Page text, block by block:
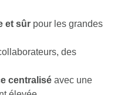
et sûr pour les grandes
des
centralisé avec une